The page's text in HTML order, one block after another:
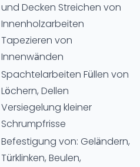
und Decken Streichen von
Innenholzarbeiten
Tapezieren von
Innenwänden
Spachtelarbeiten Füllen von
Löchern, Dellen
Versiegelung kleiner
Schrumpfrisse
Befestigung von: Geländern,
Türklinken, Beulen,